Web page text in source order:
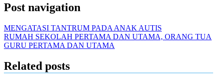
Post navigation
MENGATASI TANTRUM PADA ANAK AUTIS
RUMAH SEKOLAH PERTAMA DAN UTAMA, ORANG TUA
GURU PERTAMA DAN UTAMA
Related posts